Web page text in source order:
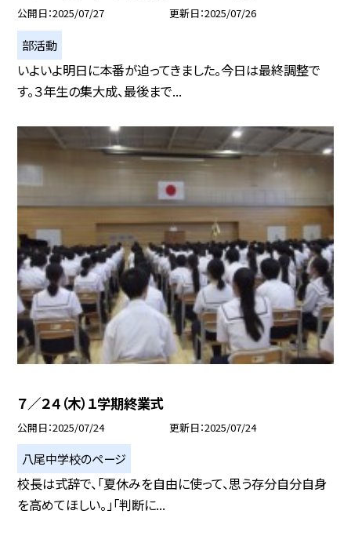
公開日 2025/07/27 更新日 2025/07/26
部活動
いよいよ明日に本番が迫ってきました。今日は最終調整で
す。３年生の集大成、最後まで...
７／２４（木）１学期終業式
公開日 2025/07/24 更新日 2025/07/24
八尾中学校のページ
校長は式辞で、「夏休みを自由に使って、思う存分自分自身
を高めてほしい。」「判断に...